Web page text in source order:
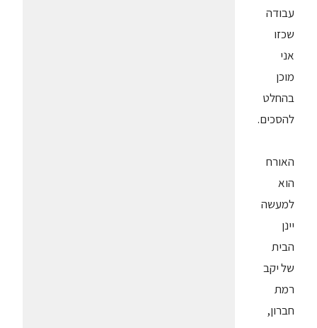
עבודה
שכזו
אני
מוכן
בהחלט
להסכים.
האורח
הוא
למעשה
יינן
הבית
של יקב
רמת
חברון,